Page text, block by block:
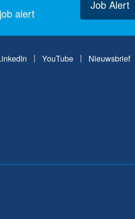
alert
Job Alert
YouTube Nieuwsbrief